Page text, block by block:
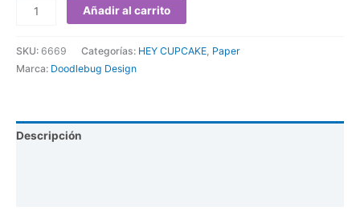
Añadir al carrito
SKU: 6669 Categorías: HEY CUPCAKE Paper
Marca: Doodlebug Design
Descripción